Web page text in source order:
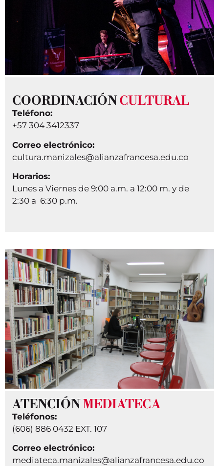
COORDINACIÓN CULTURAL
Teléfono:
+57 304 3412337
Correo electrónico:
cultura.manizales@alianzafrancesa.edu.co
Horarios:
Lunes a Viernes de 9:00 a.m. a 12:00 m. y de
2:30 a 6:30 p.m.
ATENCIÓNMEDIATECA
Teléfonos:
(606) 886 0432 EXT. 107
Correo electrónico:
mediateca.manizales@alianzafrancesa.edu.co